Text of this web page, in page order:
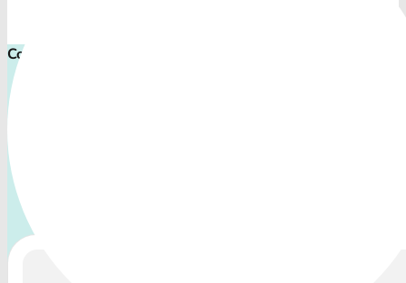
Comece proteger ainda hoje!